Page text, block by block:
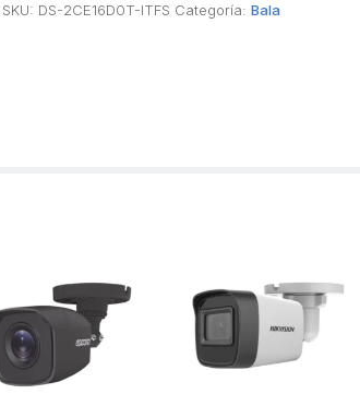
SKU: DS-2CE16D0T-ITFS Categoría: Bala